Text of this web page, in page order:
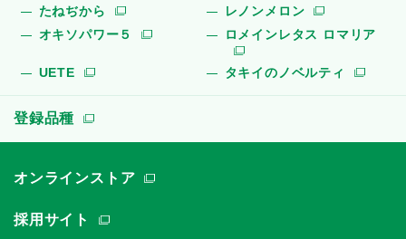
たねぢから
レノンメロン
オキソパワー５
ロメインレタス ロマリア
UETE タキイのノベルティ
登録品種
オンラインストア
採用サイト